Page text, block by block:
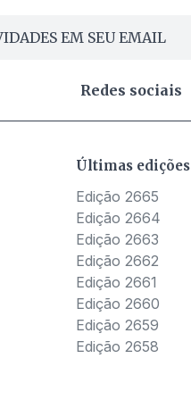
EM SEU EMAIL
Redes sociais
Últimas edições
Edição 2665
Edição 2664
Edição 2663
Edição 2662
Edição 2661
Edição 2660
Edição 2659
Edição 2658